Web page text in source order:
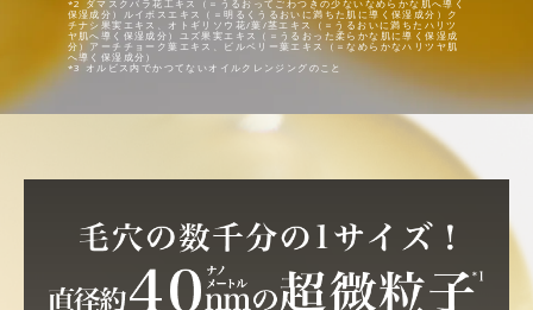
保湿成分）ルイボスエキス（＝明るくうるおいに満ちた肌に導く保湿成分）ク
チナシ果実エキス、オトギリソウ花/葉/茎エキス（＝うるおいに満ちたハリツ
ヤ肌へ導く保湿成分）ユズ果実エキス（＝うるおった柔らかな肌に導く保湿成
分）アーチチョーク葉エキス、ビルベリー葉エキス（＝なめらかなハリツヤ肌
へ導く保湿成分）
*3 オルビス内でかつてないオイルクレンジングのこと